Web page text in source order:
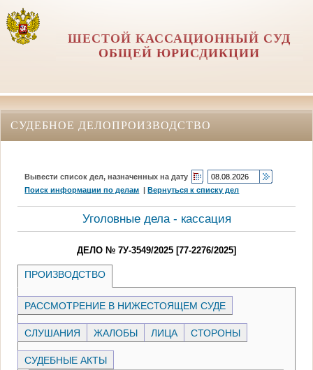
ШЕСТОЙ КАССАЦИОННЫЙ СУД
ОБЩЕЙ ЮРИСДИКЦИИ
СУДЕБНОЕ ДЕЛОПРОИЗВОДСТВО
Вывести список дел, назначенных на дату
Поиск информации по делам |Вернуться к списку дел
Уголовные дела - кассация
ДЕЛО № 7У-3549/2025 [77-2276/2025]
ПРОИЗВОДСТВО
РАССМОТРЕНИЕ В НИЖЕСТОЯЩЕМ СУДЕ
СЛУШАНИЯ ЖАЛОБЫ ЛИЦА СТОРОНЫ
СУДЕБНЫЕ АКТЫ